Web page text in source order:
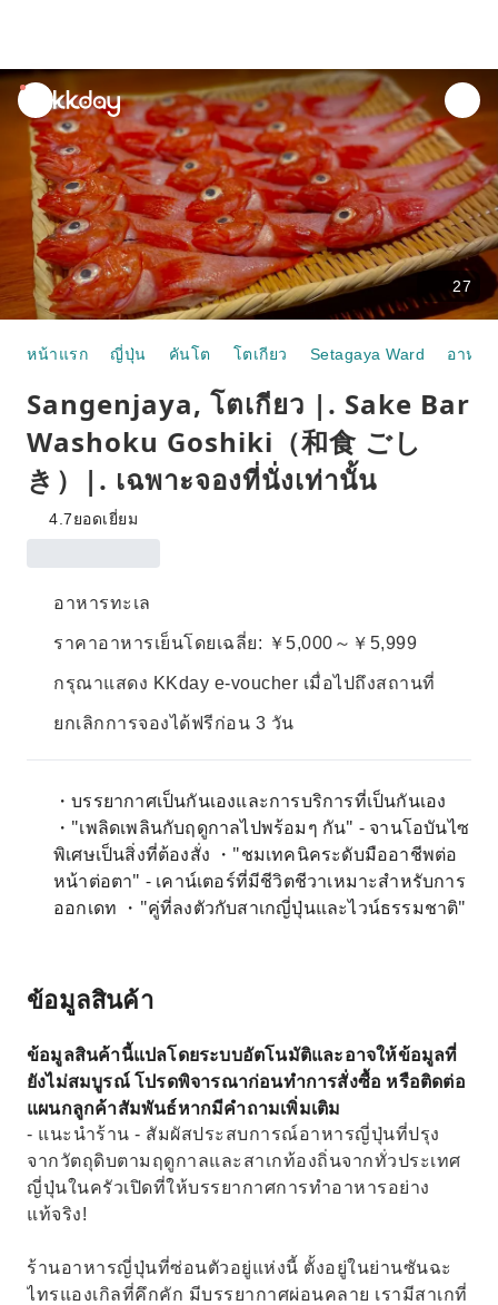
unread
notifications
27
หน้าแรก ญี่ปุ่น คันโต โตเกียว Setagaya Ward อาหา
Sangenjaya, โตเกียว |. Sake Bar
Washoku Goshiki（和食 ごし
き）|. เฉพาะจองที่นั่งเท่านั้น
4.7ยอดเยี่ยม
อาหารทะเล
ราคาอาหารเย็นโดยเฉลี่ย: ￥5,000～￥5,999
กรุณาแสดง KKday e-voucher เมื่อไปถึงสถานที่
ยกเลิกการจองได้ฟรีก่อน 3 วัน
・บรรยากาศเป็นกันเองและการบริการที่เป็นกันเอง
・"เพลิดเพลินกับฤดูกาลไปพร้อมๆ กัน" - จานโอบันไซ
พิเศษเป็นสิ่งที่ต้องสั่ง ・"ชมเทคนิคระดับมืออาชีพต่อ
หน้าต่อตา" - เคาน์เตอร์ที่มีชีวิตชีวาเหมาะสำหรับการ
ออกเดท ・"คู่ที่ลงตัวกับสาเกญี่ปุ่นและไวน์ธรรมชาติ"
ข้อมูลสินค้า
ข้อมูลสินค้านี้แปลโดยระบบอัตโนมัติและอาจให้ข้อมูลที่
ยังไม่สมบูรณ์ โปรดพิจารณาก่อนทำการสั่งซื้อ หรือติดต่อ
แผนกลูกค้าสัมพันธ์หากมีคำถามเพิ่มเติม
- แนะนำร้าน - สัมผัสประสบการณ์อาหารญี่ปุ่นที่ปรุง
จากวัตถุดิบตามฤดูกาลและสาเกท้องถิ่นจากทั่วประเทศ
ญี่ปุ่นในครัวเปิดที่ให้บรรยากาศการทำอาหารอย่าง
แท้จริง!
ร้านอาหารญี่ปุ่นที่ซ่อนตัวอยู่แห่งนี้ ตั้งอยู่ในย่านซันฉะ
ไทรแองเกิลที่คึกคัก มีบรรยากาศผ่อนคลาย เรามีสาเกที่